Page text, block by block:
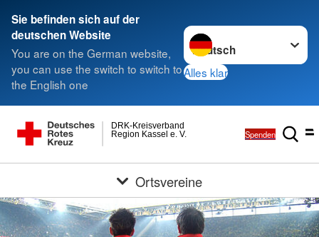
Sie befinden sich auf der
deutschen Website
You are on the German website,
you can use the switch to switch to
the English one
Sprache wechseln zu
Alles klar
Region Kassel e. V.
DRK-Kreisverband
Spenden
Ortsvereine